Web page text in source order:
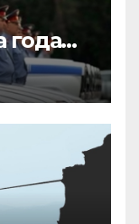
года